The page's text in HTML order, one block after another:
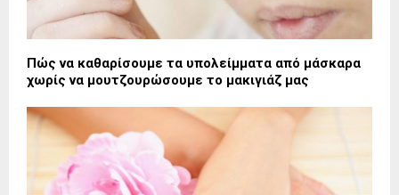
Πώς να καθαρίσουμε τα υπολείμματα από μάσκαρα
χωρίς να μουτζουρώσουμε το μακιγιάζ μας